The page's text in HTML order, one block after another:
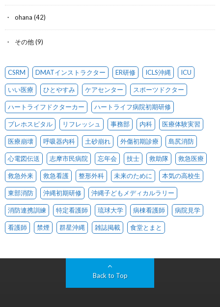
ohana (42)
その他(9)
CSRM DMATインストラクター ER研修 ICLS沖縄 ICU
いい医療 ひとやすみ ケアセンター スポーツドクター
ハートライフドクターカー ハートライフ病院初期研修
プレホスピタル リフレッシュ 事務部 内科 医療体験実習
医療崩壊 呼吸器内科 土砂崩れ 外傷初期診療 島尻消防
心電図伝送 志摩市民病院 忘年会 技士 救助隊 救急医療
救急外来 救急看護 整形外科 未来のために 本気の高校生
東部消防 沖縄初期研修 沖縄子どもメディカルラリー
消防連携訓練 特定看護師 琉球大学 病棟看護師 病院見学
看護師 禁煙 群星沖縄 雑誌掲載 食堂とまと
Back to Top